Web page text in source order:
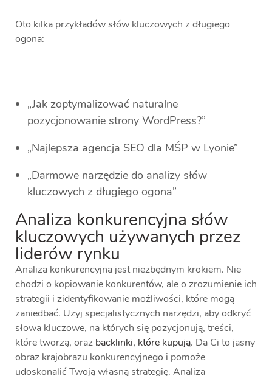
Oto kilka przykładów słów kluczowych z długiego
ogona:
„Jak zoptymalizować naturalne
pozycjonowanie strony WordPress?”
„Najlepsza agencja SEO dla MŚP w Lyonie”
„Darmowe narzędzie do analizy słów
kluczowych z długiego ogona”
Analiza konkurencyjna słów
kluczowych używanych przez
liderów rynku
Analiza konkurencyjna jest niezbędnym krokiem. Nie
chodzi o kopiowanie konkurentów, ale o zrozumienie ich
strategii i zidentyfikowanie możliwości, które mogą
zaniedbać. Użyj specjalistycznych narzędzi, aby odkryć
słowa kluczowe, na których się pozycjonują, treści,
które tworzą, oraz backlinki, które kupują. Da Ci to jasny
obraz krajobrazu konkurencyjnego i pomoże
udoskonalić Twoją własną strategię. Analiza